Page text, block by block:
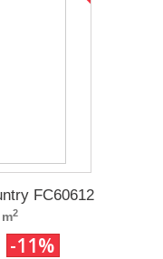
FC60612
2
-11%